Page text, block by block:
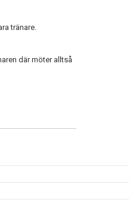
tränare.
där möter alltså